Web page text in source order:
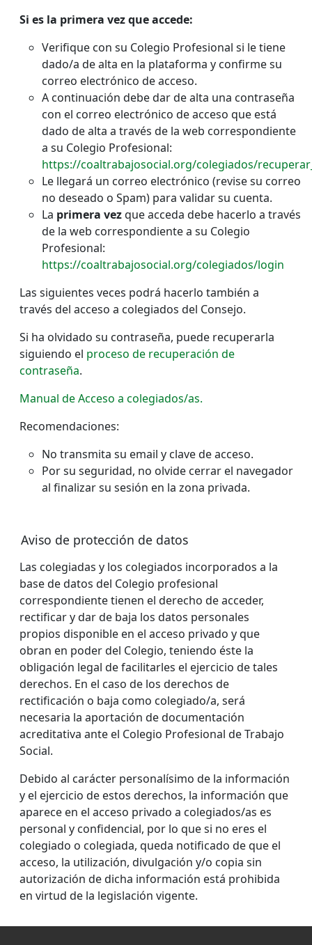
Si es la primera vez que accede:
Verifique con su Colegio Profesional si le tiene
dado/a de alta en la plataforma y confirme su
correo electrónico de acceso.
A continuación debe dar de alta una contraseña
con el correo electrónico de acceso que está
dado de alta a través de la web correspondiente
a su Colegio Profesional:
https://coaltrabajosocial.org/colegiados/
Le llegará un correo electrónico (revise su correo
no deseado o Spam) para validar su cuenta.
La primera vezque acceda debe hacerlo a través
de la web correspondiente a su Colegio
Profesional:
https://coaltrabajosocial.org/colegiados/login
Las siguientes veces podrá hacerlo también a
través del acceso a colegiados del Consejo.
Si ha olvidado su contraseña, puede recuperarla
siguiendo el proceso de recuperación de
contraseña.
Manual de Acceso a colegiados/as.
Recomendaciones:
No transmita su email y clave de acceso.
Por su seguridad, no olvide cerrar el navegador
al finalizar su sesión en la zona privada.
Aviso de protección de datos
Las colegiadas y los colegiados incorporados a la
base de datos del Colegio profesional
correspondiente tienen el derecho de acceder,
rectificar y dar de baja los datos personales
propios disponible en el acceso privado y que
obran en poder del Colegio, teniendo éste la
obligación legal de facilitarles el ejercicio de tales
derechos. En el caso de los derechos de
rectificación o baja como colegiado/a, será
necesaria la aportación de documentación
acreditativa ante el Colegio Profesional de Trabajo
Social.
Debido al carácter personalísimo de la información
y el ejercicio de estos derechos, la información que
aparece en el acceso privado a colegiados/as es
personal y confidencial, por lo que si no eres el
colegiado o colegiada, queda notificado de que el
acceso, la utilización, divulgación y/o copia sin
autorización de dicha información está prohibida
en virtud de la legislación vigente.